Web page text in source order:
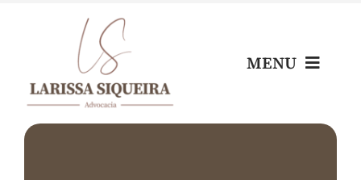
MENU
Home